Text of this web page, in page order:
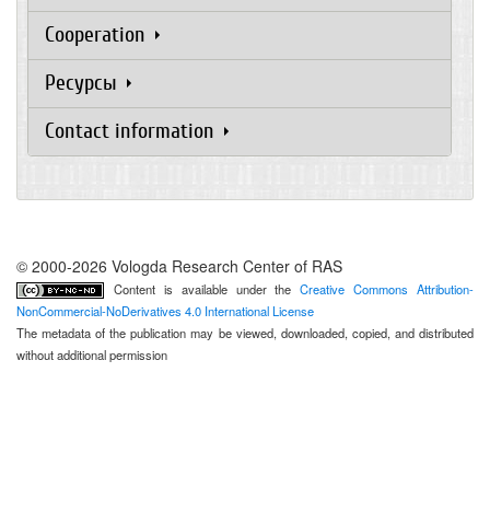
Cooperation
Ресурсы
Contact information
© 2000-2026 Vologda Research Center of RAS
Content is available under theCreative Commons Attribution-
NonCommercial-NoDerivatives 4.0 International License
The metadata of the publication may be viewed, downloaded, copied, and distributed
without additional permission